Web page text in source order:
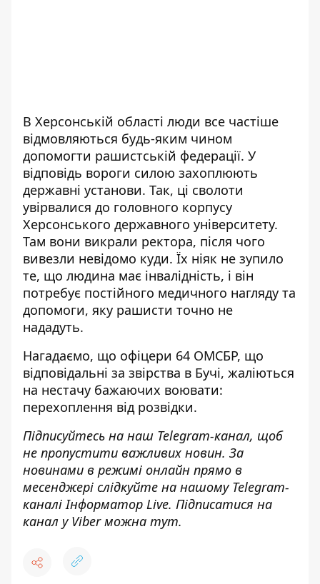
В Херсонській області люди все частіше
відмовляються будь-яким чином
допомогти рашистській федерації. У
відповідь вороги силою захоплюють
державні установи. Так, ці сволоти
увірвалися до головного корпусу
Херсонського державного університету.
Там вони викрали ректора, після чого
вивезли невідомо куди. Їх ніяк не зупило
те, що людина має інвалідність, і він
потребує постійного медичного нагляду та
допомоги, яку рашисти точно не
нададуть.
Нагадаємо, що офіцери 64 ОМСБР, що
відповідальні за звірства в Бучі, жаліються
на нестачу бажаючих воювати:
перехоплення від розвідки.
Підписуйтесь на наш Telegram-канал, щоб
не пропустити важливих новин. За
новинами в режимі онлайн прямо в
месенджері слідкуйте на нашому Telegram-
каналіІнформатор Live. Підписатися на
канал у Viber можна тут.